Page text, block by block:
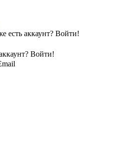
есть аккаунт? Войти!
Войти!